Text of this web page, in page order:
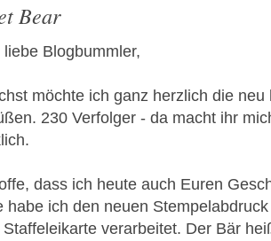
Bear
liebe Blogbummler,
möchte ich ganz herzlich die
230 Verfolger - da macht ihr
dass ich heute auch Euren
habe ich den neuen
verarbeitet. Der Bär